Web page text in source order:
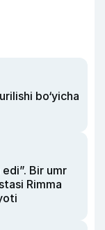
bo‘yicha
Bir umr
Rimma